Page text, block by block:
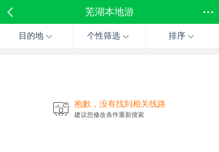
芜湖本地游
目的地 个性筛选 排序
抱歉，没有找到相关线路
建议您修改条件重新搜索